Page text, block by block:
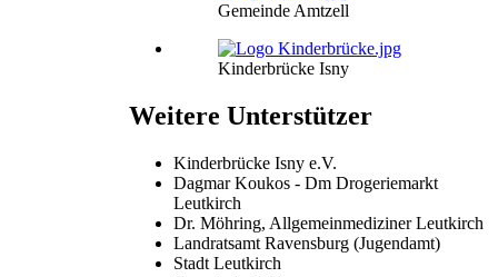
Gemeinde Amtzell
Kinderbrücke Isny
Weitere Unterstützer
Kinderbrücke Isny e.V.
Dagmar Koukos - Dm Drogeriemarkt
Leutkirch
Dr. Möhring, Allgemeinmediziner Leutkirch
Landratsamt Ravensburg (Jugendamt)
Stadt Leutkirch